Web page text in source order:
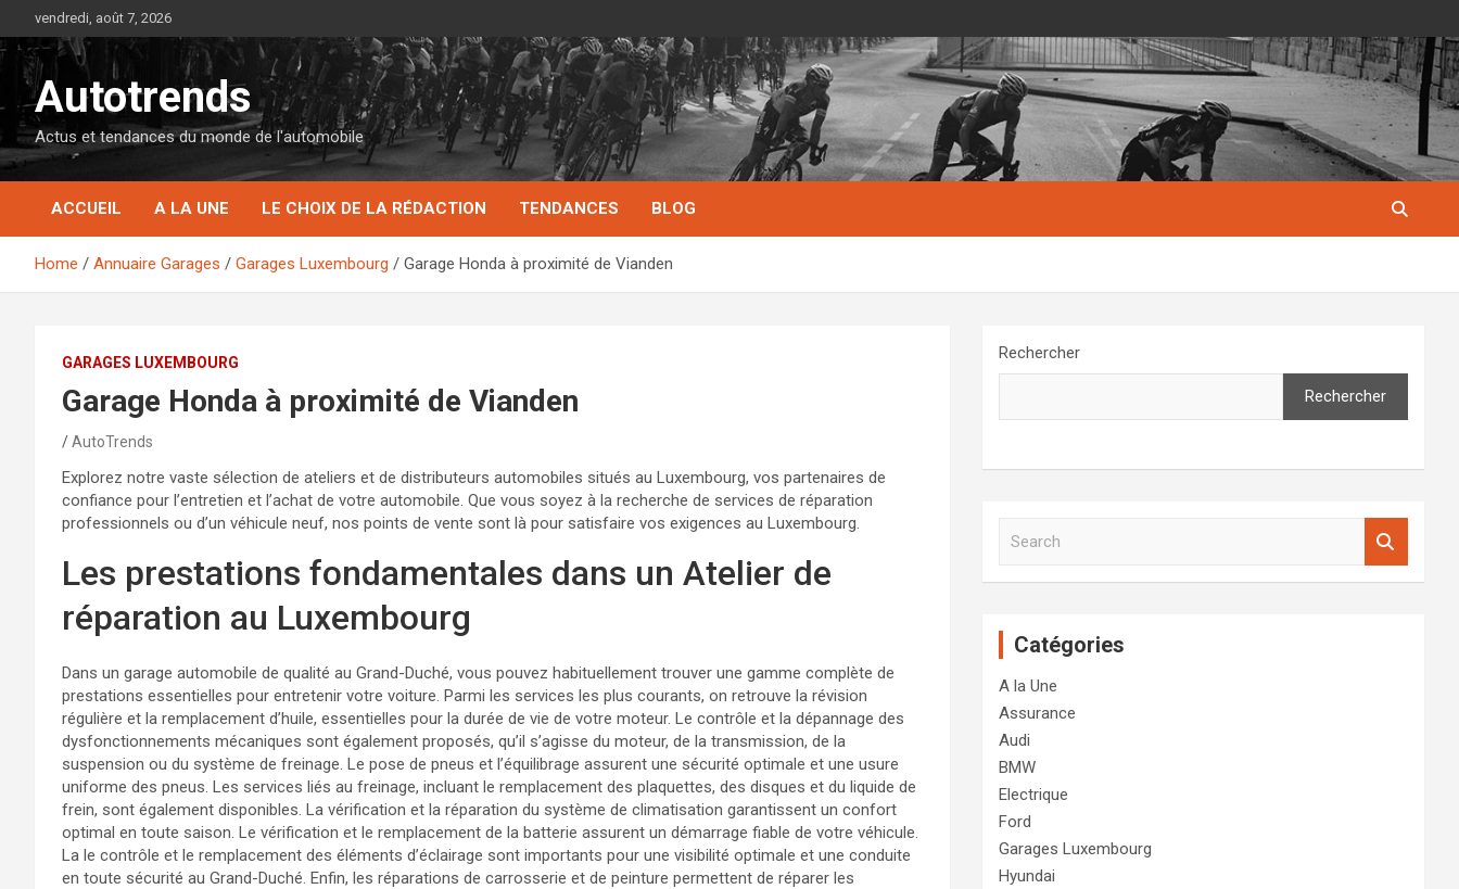
to
content
vendredi, août 7, 2026
Autotrends
Actus et tendances du monde de l'automobile
ACCUEIL A LA UNE LE CHOIX DE LA RÉDACTION TENDANCES BLOG
Home Annuaire Garages Garages Luxembourg Garage Honda à proximité de Vianden
GARAGES LUXEMBOURG
Garage Honda à proximité de Vianden
AutoTrends
Explorez notre vaste sélection de ateliers et de distributeurs automobiles situés au Luxembourg, vos partenaires de
confiance pour l’entretien et l’achat de votre automobile. Que vous soyez à la recherche de services de réparation
professionnels ou d’un véhicule neuf, nos points de vente sont là pour satisfaire vos exigences au Luxembourg.
Les prestations fondamentales dans un Atelier de
réparation au Luxembourg
Dans un garage automobile de qualité au Grand-Duché, vous pouvez habituellement trouver une gamme complète de
prestations essentielles pour entretenir votre voiture. Parmi les services les plus courants, on retrouve la révision
régulière et la remplacement d’huile, essentielles pour la durée de vie de votre moteur. Le contrôle et la dépannage des
dysfonctionnements mécaniques sont également proposés, qu’il s’agisse du moteur, de la transmission, de la
suspension ou du système de freinage. Le pose de pneus et l’équilibrage assurent une sécurité optimale et une usure
uniforme des pneus. Les services liés au freinage, incluant le remplacement des plaquettes, des disques et du liquide de
frein, sont également disponibles. La vérification et la réparation du système de climatisation garantissent un confort
optimal en toute saison. Le vérification et le remplacement de la batterie assurent un démarrage fiable de votre véhicule.
La le contrôle et le remplacement des éléments d’éclairage sont importants pour une visibilité optimale et une conduite
en toute sécurité au Grand-Duché. Enfin, les réparations de carrosserie et de peinture permettent de réparer les
Rechercher
Rechercher
Catégories
A la Une
Assurance
Audi
BMW
Electrique
Ford
Garages Luxembourg
Hyundai